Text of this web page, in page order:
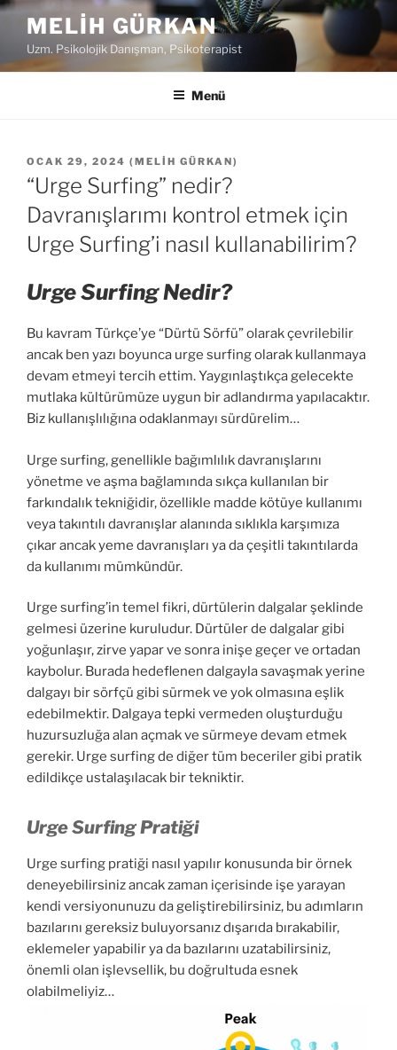
İ
r
MELIH GÜRKAN
Uzm. Psikolojik Danışman, Psikoterapist
Menü
Y
A
I
M
T
A
I
H
OCAK 29, 2024 ( MELIH GÜRKAN)
“Urge Surfing” nedir?
Davranışlarımı kontrol etmek için
Urge Surfing’i nasıl kullanabilirim?
Urge Surfing Nedir?
Bu kavram Türkçe’ye “Dürtü Sörfü” olarak çevrilebilir
ancak ben yazı boyunca urge surfing olarak kullanmaya
devam etmeyi tercih ettim. Yaygınlaştıkça gelecekte
mutlaka kültürümüze uygun bir adlandırma yapılacaktır.
Biz kullanışlılığına odaklanmayı sürdürelim…
Urge surfing, genellikle bağımlılık davranışlarını
yönetme ve aşma bağlamında sıkça kullanılan bir
farkındalık tekniğidir, özellikle madde kötüye kullanımı
veya takıntılı davranışlar alanında sıklıkla karşımıza
çıkar ancak yeme davranışları ya da çeşitli takıntılarda
da kullanımı mümkündür.
Urge surfing’in temel fikri, dürtülerin dalgalar şeklinde
gelmesi üzerine kuruludur. Dürtüler de dalgalar gibi
yoğunlaşır, zirve yapar ve sonra inişe geçer ve ortadan
kaybolur. Burada hedeflenen dalgayla savaşmak yerine
dalgayı bir sörfçü gibi sürmek ve yok olmasına eşlik
edebilmektir. Dalgaya tepki vermeden oluşturduğu
huzursuzluğa alan açmak ve sürmeye devam etmek
gerekir. Urge surfing de diğer tüm beceriler gibi pratik
edildikçe ustalaşılacak bir tekniktir.
Urge Surfing Pratiği
Urge surfing pratiği nasıl yapılır konusunda bir örnek
deneyebilirsiniz ancak zaman içerisinde işe yarayan
kendi versiyonunuzu da geliştirebilirsiniz, bu adımların
bazılarını gereksiz buluyorsanız dışarıda bırakabilir,
eklemeler yapabilir ya da bazılarını uzatabilirsiniz,
önemli olan işlevsellik, bu doğrultuda esnek
olabilmeliyiz…